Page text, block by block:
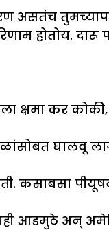
असतंच
होतोय. दारू
क्षमा कर
घालवू
कसाबसा
आडमुठे अन्